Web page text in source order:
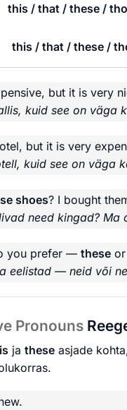
this / that / these /
this / that / these /
but it is very
kuid see on väga
but it is very
kuid see on väga
shoes? I bought
need kingad? Ma
you prefer — these or
eelistad — neid või
Pronouns
ja these asjade